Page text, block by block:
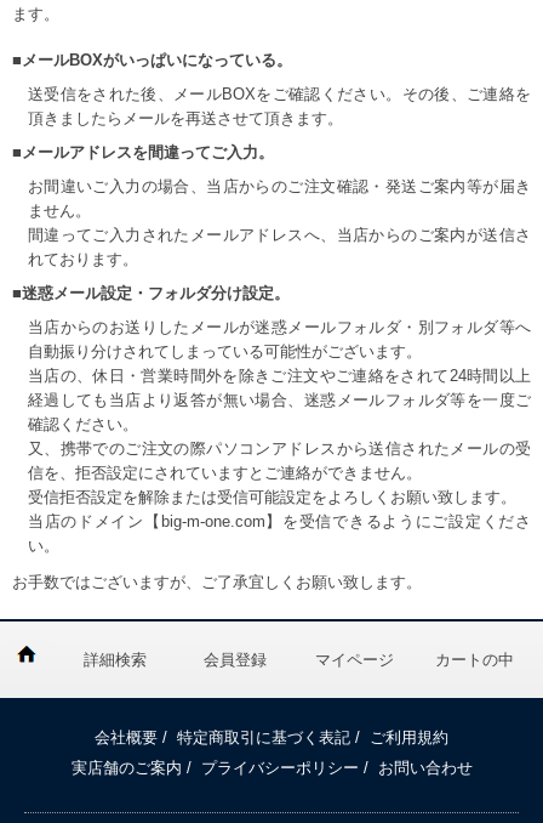
ます。
■メールBOXがいっぱいになっている。
送受信をされた後、メールBOXをご確認ください。その後、ご連絡を
頂きましたらメールを再送させて頂きます。
■メールアドレスを間違ってご入力。
お間違いご入力の場合、当店からのご注文確認・発送ご案内等が届き
ません。
間違ってご入力されたメールアドレスへ、当店からのご案内が送信さ
れております。
■迷惑メール設定・フォルダ分け設定。
当店からのお送りしたメールが迷惑メールフォルダ・別フォルダ等へ
自動振り分けされてしまっている可能性がございます。
当店の、休日・営業時間外を除きご注文やご連絡をされて24時間以上
経過しても当店より返答が無い場合、迷惑メールフォルダ等を一度ご
確認ください。
又、携帯でのご注文の際パソコンアドレスから送信されたメールの受
信を、拒否設定にされていますとご連絡ができません。
受信拒否設定を解除または受信可能設定をよろしくお願い致します。
当店のドメイン【big-m-one.com】を受信できるようにご設定くださ
い。
お手数ではございますが、ご了承宜しくお願い致します。
詳細検索 会員登録 マイページ カートの中
会社概要 / 特定商取引に基づく表記 /
ご利用規約
実店舗のご案内 / プライバシーポリシー / お問い合わせ